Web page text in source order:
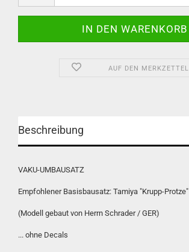
AUF DEN MERKZETTEL
Beschreibung
VAKU-UMBAUSATZ
Empfohlener Basisbausatz: Tamiya "Krupp-Protze"
(Modell gebaut von Herrn Schrader / GER)
... ohne Decals